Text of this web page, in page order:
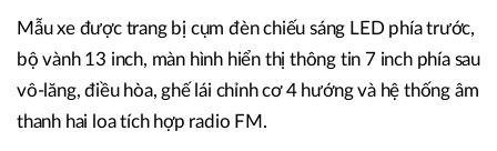
Mẫu xe được trang bị cụm đèn chiếu sáng LED phía trước,
bộ vành 13 inch, màn hình hiển thị thông tin 7 inch phía sau
vô-lăng, điều hòa, ghế lái chỉnh cơ 4 hướng và hệ thống âm
thanh hai loa tích hợp radio FM.